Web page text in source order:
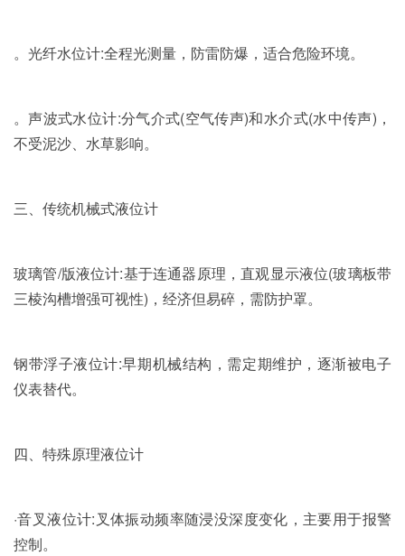
。光纤水位计:全程光测量，防雷防爆，适合危险环境。
。声波式水位计:分气介式(空气传声)和水介式(水中传声)，
不受泥沙、水草影响。
三、传统机械式液位计
玻璃管/版液位计:基于连通器原理，直观显示液位(玻璃板带
三棱沟槽增强可视性)，经济但易碎，需防护罩。
钢带浮子液位计:早期机械结构，需定期维护，逐渐被电子
仪表替代。
四、特殊原理液位计
·音叉液位计:叉体振动频率随浸没深度变化，主要用于报警
控制。